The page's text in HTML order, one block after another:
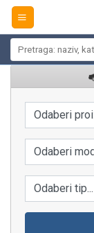
Skip
content
Odaberi
Odaberi
Odaberi tip...